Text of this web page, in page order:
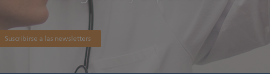
Suscribirse a las newsletters